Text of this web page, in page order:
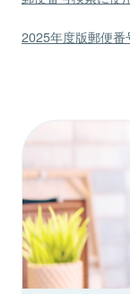
2025年度版郵便番